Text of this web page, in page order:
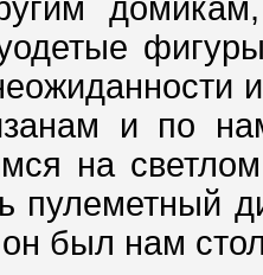
и по
на
пулеметный
он был нам